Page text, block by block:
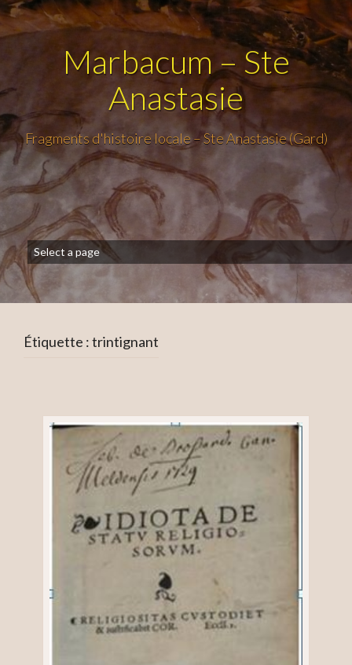
Marbacum – Ste
Anastasie
Fragments d'histoire locale – Ste Anastasie (Gard)
Étiquette :trintignant